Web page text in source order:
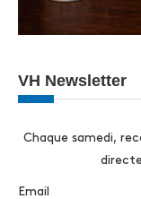
VH Newsletter
Chaque samedi,
Email